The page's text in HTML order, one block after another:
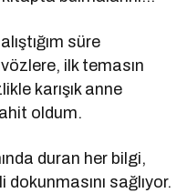
süre
ilk temasın
karışık anne
oldum.
duran her bilgi,
sağlıyor.